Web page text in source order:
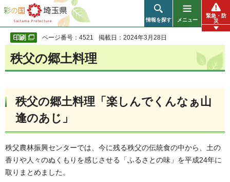
彩の国 埼玉県
情報を探す メニュー
緊急・防
災
ページ番号：4521 掲載日：2024年3月28日
秩父の郷土料理
秩父の郷土料理「楽しんでくんなぁ山
逢のあじ」
秩父農林振興センターでは、今に残る秩父の伝統食の中から、土の
香りや人々のぬくもりを感じさせる「ふるさとの味」を平成24年に
取りまとめました。